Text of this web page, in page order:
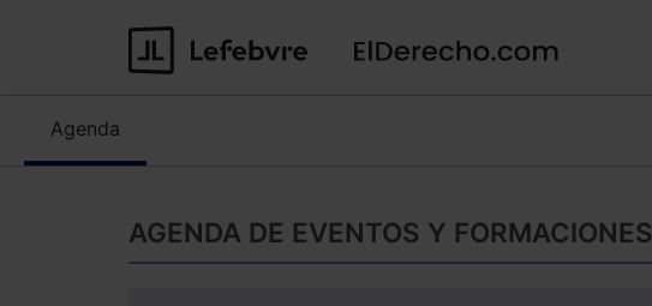
Agenda
AGENDA DE EVENTOS Y FORMACIONES